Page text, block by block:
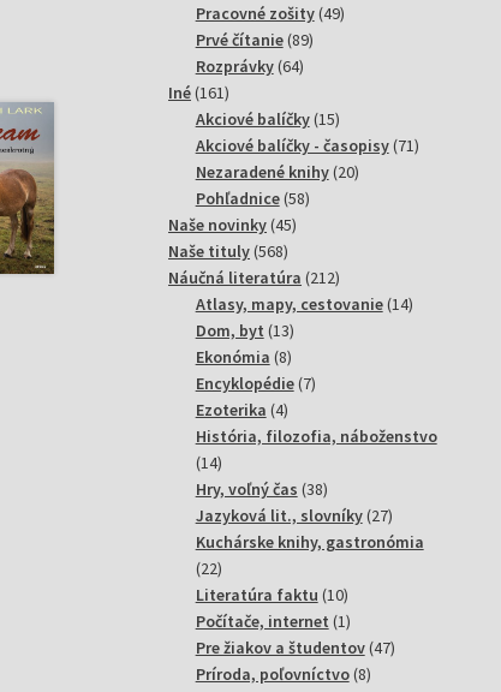
produktov
Pracovné zošity 4949
Prvé čítanie 8989
Rozprávky 6464
Iné 161161
produktov
Akciové balíčky 1515
produktov
Akciové balíčky - časopisy 7171
Nezaradené knihy 2020
Pohľadnice 5858
Naše novinky 4545
Naše tituly 568568
produktov
Náučná literatúra 212212
produktov
Atlasy, mapy, cestovanie 1414
Dom, byt 1313
produktov
Ekonómia 88
produktov
Encyklopédie 77
Ezoterika 44
produkty
História, filozofia, náboženstvo
1414
produktov
Hry, voľný čas 3838
produktov
Jazyková lit., slovníky 2727
produktov
Kuchárske knihy, gastronómia
2222
produktov
Literatúra faktu 1010
produktov
Počítače, internet 11
produkt
Pre žiakov a študentov 4747
Príroda, poľovníctvo 88